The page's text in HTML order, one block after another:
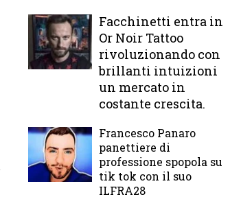
Facchinetti entra in
Or Noir Tattoo
rivoluzionando con
brillanti intuizioni
un mercato in
costante crescita.
Francesco Panaro
panettiere di
professione spopola su
tik tok con il suo
ILFRA28